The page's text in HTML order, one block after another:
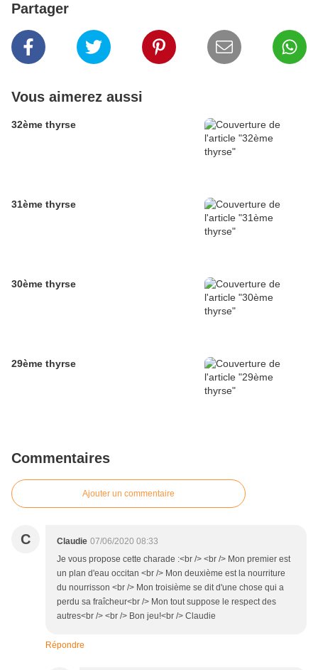
Partager
Vous aimerez aussi
32ème thyrse
31ème thyrse
30ème thyrse
29ème thyrse
Commentaires
Ajouter un commentaire
C Claudie 07/06/2020 08:33
Je vous propose cette charade :<br /> <br /> Mon premier est
un plan d'eau occitan <br /> Mon deuxième est la nourriture
du nourrisson <br /> Mon troisième se dit d'une chose qui a
perdu sa fraîcheur<br /> Mon tout suppose le respect des
autres<br /> <br /> Bon jeu!<br /> Claudie
Répondre